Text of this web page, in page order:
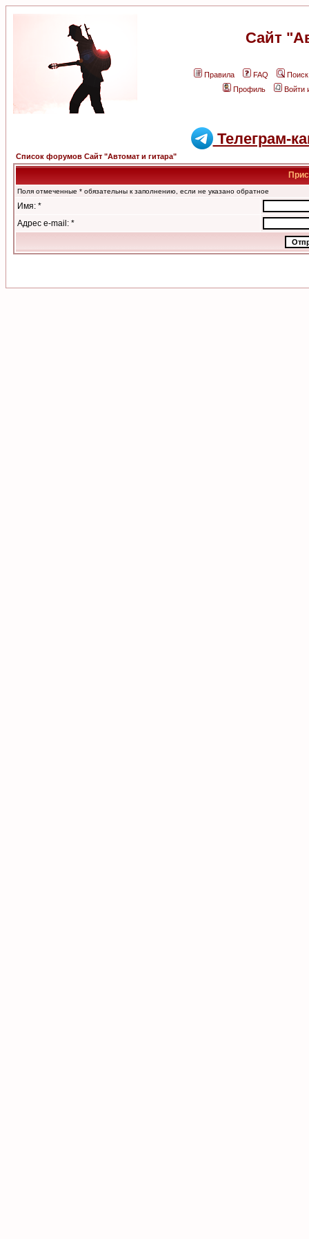
Сайт
Правила FAQ
Поиск
Профиль
Войти
Телеграм-
Список форумов Сайт "Автомат и гитара"
Поля отмеченные * обязательны к заполнению, если не указано обратное
Имя: *
Адрес e-mail: *